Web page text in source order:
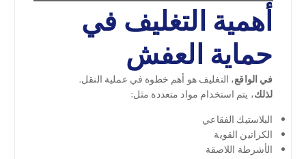
أهمية التغليف في
حماية العفش
في الواقع، التغليف هو أهم خطوة في عملية النقل.
لذلك، يتم استخدام مواد متعددة مثل:
البلاستيك الفقاعي
الكراتين القوية
الأشرطة اللاصقة